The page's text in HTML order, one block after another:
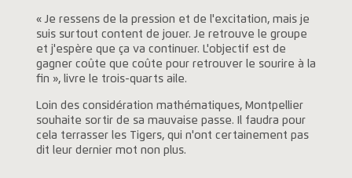
« Je ressens de la pression et de l'excitation, mais je
suis surtout content de jouer. Je retrouve le groupe
et j'espère que ça va continuer. L'objectif est de
gagner coûte que coûte pour retrouver le sourire à la
fin », livre le trois-quarts aile.
Loin des considération mathématiques, Montpellier
souhaite sortir de sa mauvaise passe. Il faudra pour
cela terrasser les Tigers, qui n'ont certainement pas
dit leur dernier mot non plus.